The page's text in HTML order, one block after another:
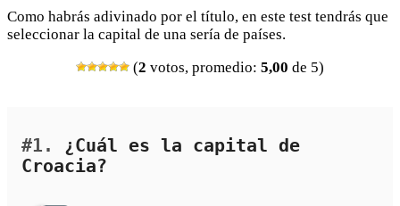
Como habrás adivinado por el título, en este test tendrás que
seleccionar la capital de una sería de países.
(2 votos, promedio: 5,00 de 5)
#1.
¿Cuál es la capital de
Croacia?